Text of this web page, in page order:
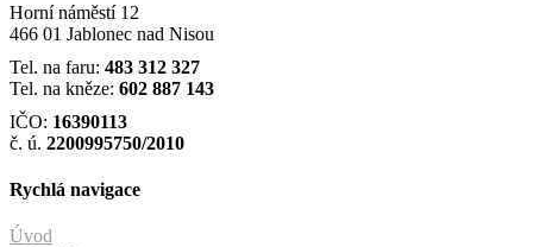
Horní náměstí 12
466 01 Jablonec nad Nisou
Tel. na faru: 483 312 327
Tel. na kněze: 602 887 143
IČO: 16390113
č. ú. 2200995750/2010
Rychlá navigace
Úvod